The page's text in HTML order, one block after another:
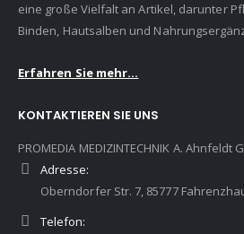
eine große Vielfalt an Artikel, darunter
Binden, Hautsalben und
Erfahren Sie mehr...
KONTAKTIEREN SIE UNS
PROMEDIA MEDIZINTECHNIK A. Ahnfeldt
Adresse:
Oberndorfer Str. 7, 85777
Telefon: